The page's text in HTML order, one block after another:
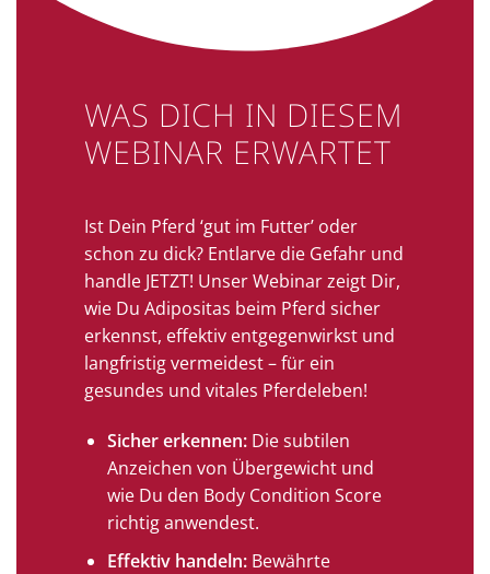
WAS DICH IN DIESEM
WEBINAR ERWARTET
Ist Dein Pferd ‘gut im Futter’ oder
schon zu dick? Entlarve die Gefahr und
handle JETZT! Unser Webinar zeigt Dir,
wie Du Adipositas beim Pferd sicher
erkennst, effektiv entgegenwirkst und
langfristig vermeidest – für ein
gesundes und vitales Pferdeleben!
Sicher erkennen: Die subtilen
Anzeichen von Übergewicht und
wie Du den Body Condition Score
richtig anwendest.
Effektiv handeln: Bewährte